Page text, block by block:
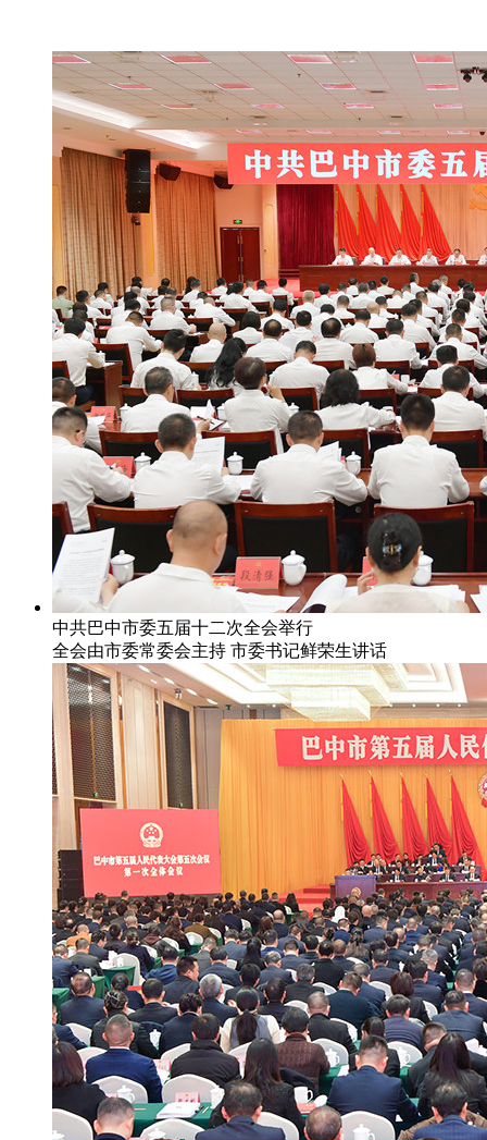
中共巴中市委五届十二次全会举行
全会由市委常委会主持 市委书记鲜荣生讲话